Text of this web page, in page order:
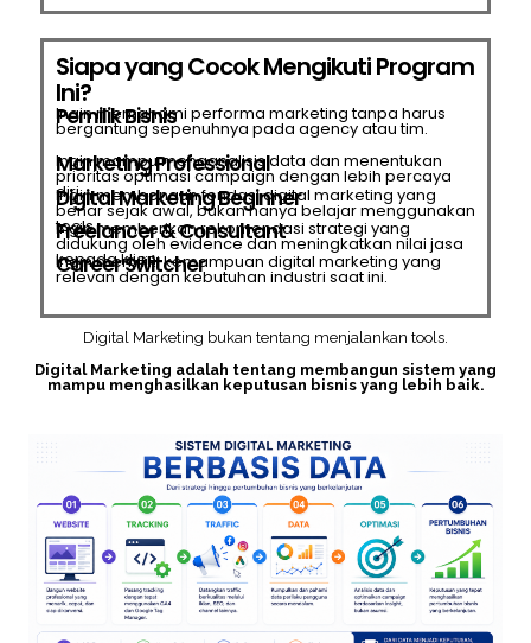
Siapa yang Cocok Mengikuti Program
Ini?
Pemilik Bisnis
Ingin memahami performa marketing tanpa harus
bergantung sepenuhnya pada agency atau tim.
Marketing Professional
Ingin mampu menganalisis data dan menentukan
prioritas optimasi campaign dengan lebih percaya
diri.
Digital Marketing Beginner
Ingin membangun fondasi digital marketing yang
benar sejak awal, bukan hanya belajar menggunakan
tools.
Freelancer & Consultant
Ingin memberikan rekomendasi strategi yang
didukung oleh evidence dan meningkatkan nilai jasa
kepada klien.
Career Switcher
Ingin memiliki kemampuan digital marketing yang
relevan dengan kebutuhan industri saat ini.
Digital Marketing bukan tentang menjalankan tools.
Digital Marketing adalah tentang membangun sistem yang
mampu menghasilkan keputusan bisnis yang lebih baik.